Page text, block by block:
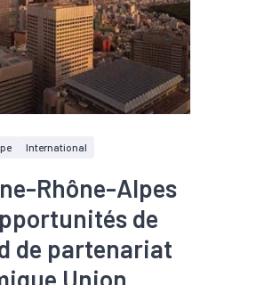
International
Rhône-Alpes
de
de partenariat
Union